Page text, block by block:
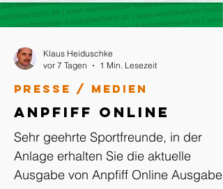
Anpfiff Online
Sehr geehrte Sportfreunde, in der
Anlage erhalten Sie die aktuelle
Ausgabe von Anpfiff Online Ausgabe:
Presse / Medien
Klaus Heiduschke
vor 7 Tagen
1 Min. Lesezeit